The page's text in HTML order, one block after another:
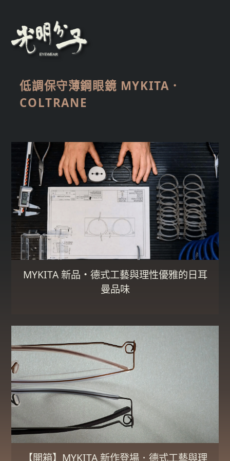
低調保守薄鋼眼鏡 MYKITA．
COLTRANE
MYKITA 新品・德式工藝與理性優雅的日耳
曼品味
【開箱】MYKITA 新作登場．德式工藝與理